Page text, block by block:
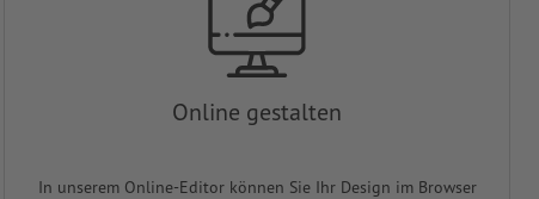
Online gestalten
In unserem Online-Editor können Sie Ihr Design im Browser